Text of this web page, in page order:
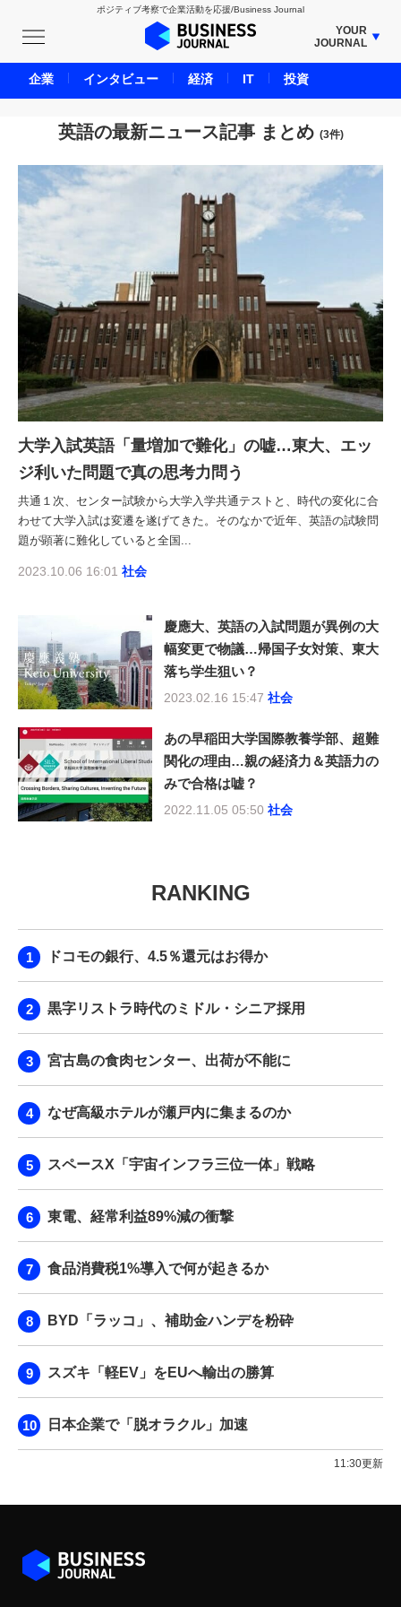
ポジティブ考察で企業活動を応援/Business Journal
YOUR
JOURNAL
BUSINESS JOURNAL
UNICORN JOURNAL
CARBON CREDITS JOURNAL
ENERGY MANAGEMENT JOURNAL
INBOUND JOURNAL
LIFE ENDING JOURNAL
AI JOURNAL
REAL ESTATE BROKERAGE JOURNAL
SMART MARKETING JOURNAL
BPaaS JOURNAL
ADOPTABLE DOG JOURNAL
英語の最新ニュース記事 まとめ (3件)
大学入試英語「量増加で難化」の嘘…東大、エッ
ジ利いた問題で真の思考力問う
共通１次、センター試験から大学入学共通テストと、時代の変化に合
わせて大学入試は変遷を遂げてきた。そのなかで近年、英語の試験問
題が顕著に難化していると全国...
2023.10.06 16:01 社会
慶應大、英語の入試問題が異例の大
幅変更で物議…帰国子女対策、東大
落ち学生狙い？
2023.02.16 15:47 社会
あの早稲田大学国際教養学部、超難
関化の理由…親の経済力＆英語力の
みで合格は嘘？
2022.11.05 05:50 社会
RANKING
ドコモの銀行、4.5％還元はお得か
黒字リストラ時代のミドル・シニア採用
宮古島の食肉センター、出荷が不能に
なぜ高級ホテルが瀬戸内に集まるのか
スペースX「宇宙インフラ三位一体」戦略
東電、経常利益89%減の衝撃
食品消費税1%導入で何が起きるか
BYD「ラッコ」、補助金ハンデを粉砕
スズキ「軽EV」をEUへ輸出の勝算
日本企業で「脱オラクル」加速
11:30更新
企業 インタビュー 経済 IT 投資